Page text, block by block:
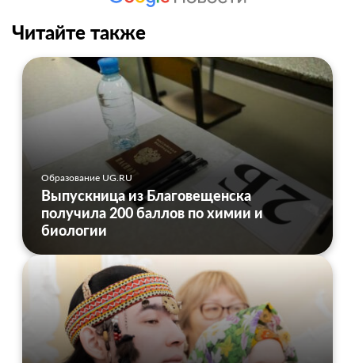
Читайте также
Образование UG.RU
Выпускница из Благовещенска
получила 200 баллов по химии и
биологии